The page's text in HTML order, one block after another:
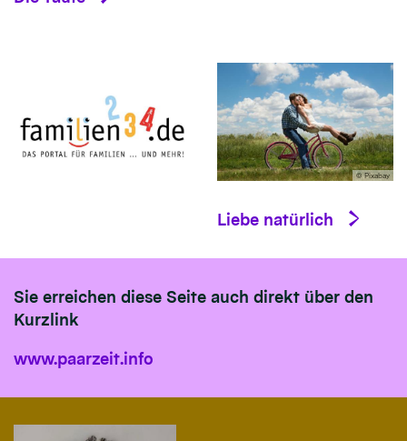
© Pixabay
Liebe natürlich
Sie erreichen diese Seite auch direkt über den
Kurzlink
www.paarzeit.info